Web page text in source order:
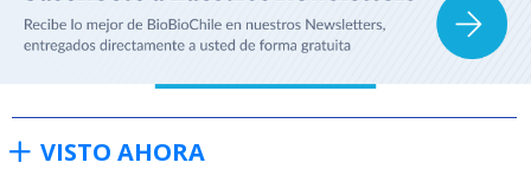
VISTO AHORA